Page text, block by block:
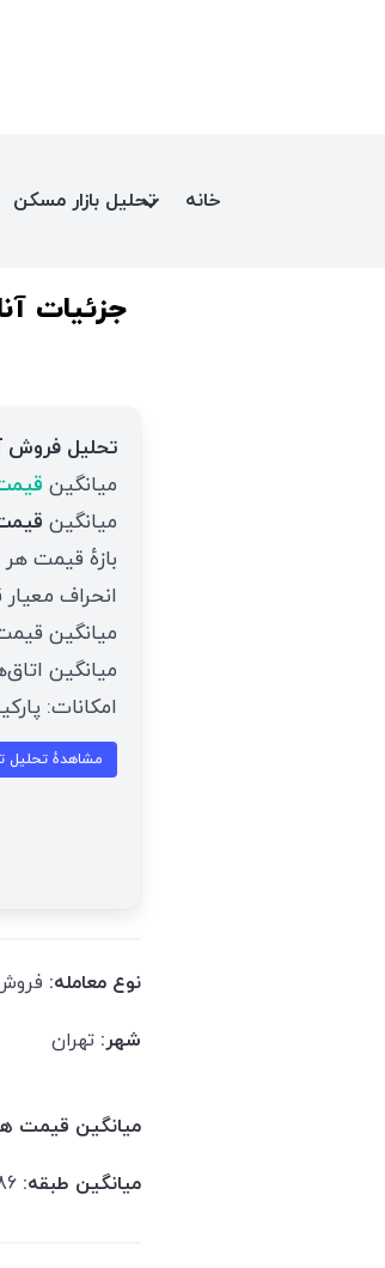
خانه تحلیل بازار مسکن
جزئیات
تحلیل فروش
میانگین
میانگین
بازهٔ قیمت هر
انحراف
میانگین
میانگین
امکانات:
مشاهدهٔ
نوع معامله:
شهر: تهران
میانگین قیمت
میانگین طبقه: